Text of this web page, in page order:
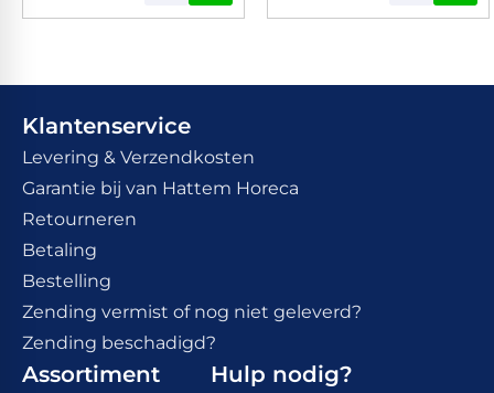
Klantenservice
Levering & Verzendkosten
Garantie bij van Hattem Horeca
Retourneren
Betaling
Bestelling
Zending vermist of nog niet geleverd?
Zending beschadigd?
Assortiment Hulp nodig?